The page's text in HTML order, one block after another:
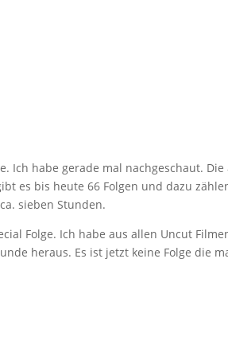
Ich habe gerade mal nachgeschaut. Die
es bis heute 66 Folgen und dazu
sieben Stunden.
Folge. Ich habe aus allen Uncut
heraus. Es ist jetzt keine Folge die